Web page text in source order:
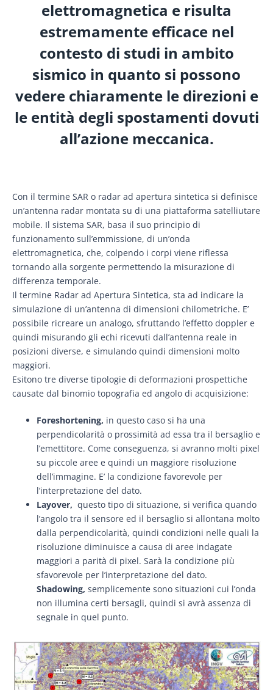
elettromagnetica e risulta
estremamente efficace nel
contesto di studi in ambito
sismico in quanto si possono
vedere chiaramente le direzioni e
le entità degli spostamenti dovuti
all’azione meccanica.
Con il termine SAR o radar ad apertura sintetica si definisce
un’antenna radar montata su di una piattaforma satelliutare
mobile. Il sistema SAR, basa il suo principio di
funzionamento sull’emmissione, di un’onda
elettromagnetica, che, colpendo i corpi viene riflessa
tornando alla sorgente permettendo la misurazione di
differenza temporale.
Il termine Radar ad Apertura Sintetica, sta ad indicare la
simulazione di un’antenna di dimensioni chilometriche. E’
possibile ricreare un analogo, sfruttando l’effetto doppler e
quindi misurando gli echi ricevuti dall’antenna reale in
posizioni diverse, e simulando quindi dimensioni molto
maggiori.
Esitono tre diverse tipologie di deformazioni prospettiche
causate dal binomio topografia ed angolo di acquisizione:
Foreshortening, in questo caso si ha una
perpendicolarità o prossimità ad essa tra il bersaglio e
l’emettitore. Come conseguenza, si avranno molti pixel
su piccole aree e quindi un maggiore risoluzione
dell’immagine. E’ la condizione favorevole per
l’interpretazione del dato.
Layover, questo tipo di situazione, si verifica quando
l’angolo tra il sensore ed il bersaglio si allontana molto
dalla perpendicolarità, quindi condizioni nelle quali la
risoluzione diminuisce a causa di aree indagate
maggiori a parità di pixel. Sarà la condizione più
sfavorevole per l’interpretazione del dato.
Shadowing, semplicemente sono situazioni cui l’onda
non illumina certi bersagli, quindi si avrà assenza di
segnale in quel punto.